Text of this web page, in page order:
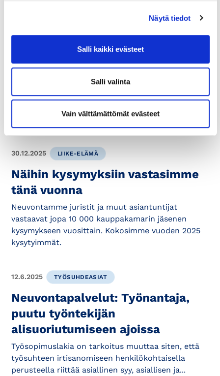
Näytä tiedot
Salli kaikki evästeet
Salli valinta
Vain välttämättömät evästeet
Neuvontapalvelut: Vuoden 2026
työlainsäädännön muutoksia
Huom. Lisäys 4.6.2026: artikkelia on täydennetty
7.4.2026: Artikkelissa mainitut muutokset, joiden...
30.12.2025 LIIKE-ELÄMÄ
Näihin kysymyksiin vastasimme
tänä vuonna
Neuvontamme juristit ja muut asiantuntijat
vastaavat jopa 10 000 kauppakamarin jäsenen
kysymykseen vuosittain. Kokosimme vuoden 2025
kysytyimmät.
12.6.2025 TYÖSUHDEASIAT
Neuvontapalvelut: Työnantaja,
puutu työntekijän
alisuoriutumiseen ajoissa
Työsopimuslakia on tarkoitus muuttaa siten, että
työsuhteen irtisanomiseen henkilökohtaisella
perusteella riittää asiallinen syy, asiallisen ja...